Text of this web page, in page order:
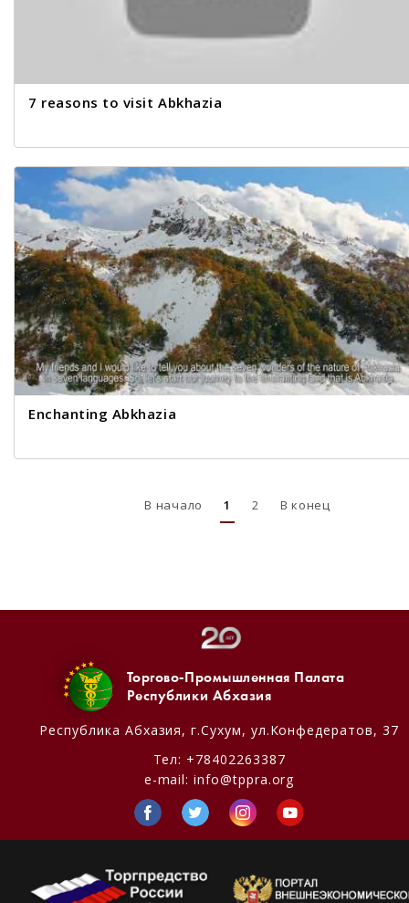
7 reasons to visit Abkhazia
Enchanting Abkhazia
В начало 1 2 В конец
Торгово-Промышленная Палата
Республики Абхазия
Республика Абхазия, г.Сухум, ул.Конфедератов, 37
Тел: +78402263387
e-mail:info@tppra.org